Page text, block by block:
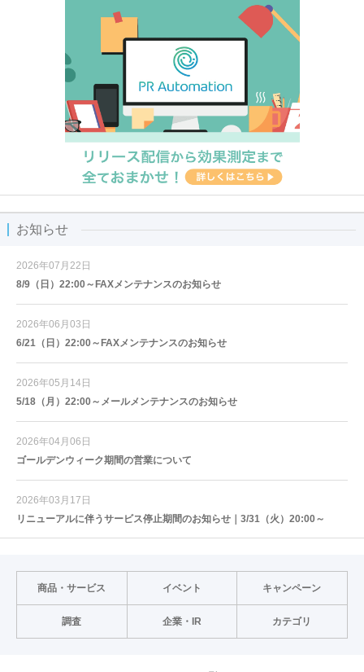
お知らせ
2026年07月22日
8/9（日）22:00～FAXメンテナンスのお知らせ
2026年06月03日
6/21（日）22:00～FAXメンテナンスのお知らせ
2026年05月14日
5/18（月）22:00～メールメンテナンスのお知らせ
2026年04月06日
ゴールデンウィーク期間の営業について
2026年03月17日
リニューアルに伴うサービス停止期間のお知らせ｜3/31（火）20:00～
商品・サービス イベント キャンペーン
調査 企業・IR カテゴリ